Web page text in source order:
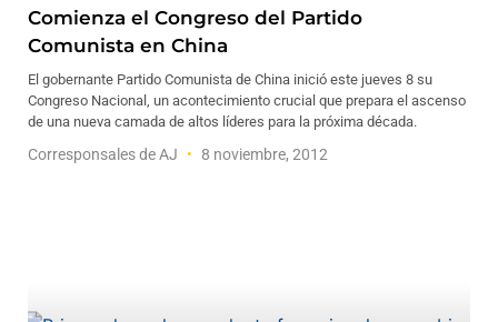
Comienza el Congreso del Partido
Comunista en China
El gobernante Partido Comunista de China inició este jueves 8 su
Congreso Nacional, un acontecimiento crucial que prepara el ascenso
de una nueva camada de altos líderes para la próxima década.
Corresponsales de AJ 8 noviembre, 2012